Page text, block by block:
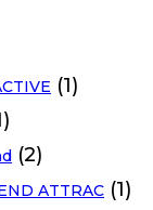
(1)
(2)
ATTRAC (1)